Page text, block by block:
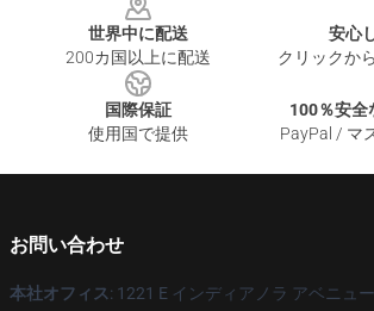
世界中に配送
200カ国以上に配送
安心
クリックか
国際保証
使用国で提供
100％安全
PayPal / マ
お問い合わせ
本社オフィス: 1221 E インディアノラ アベニュ